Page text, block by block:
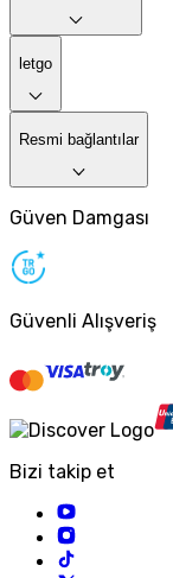
letgo
Resmi bağlantılar
Güven Damgası
Güvenli Alışveriş
Bizi takip et